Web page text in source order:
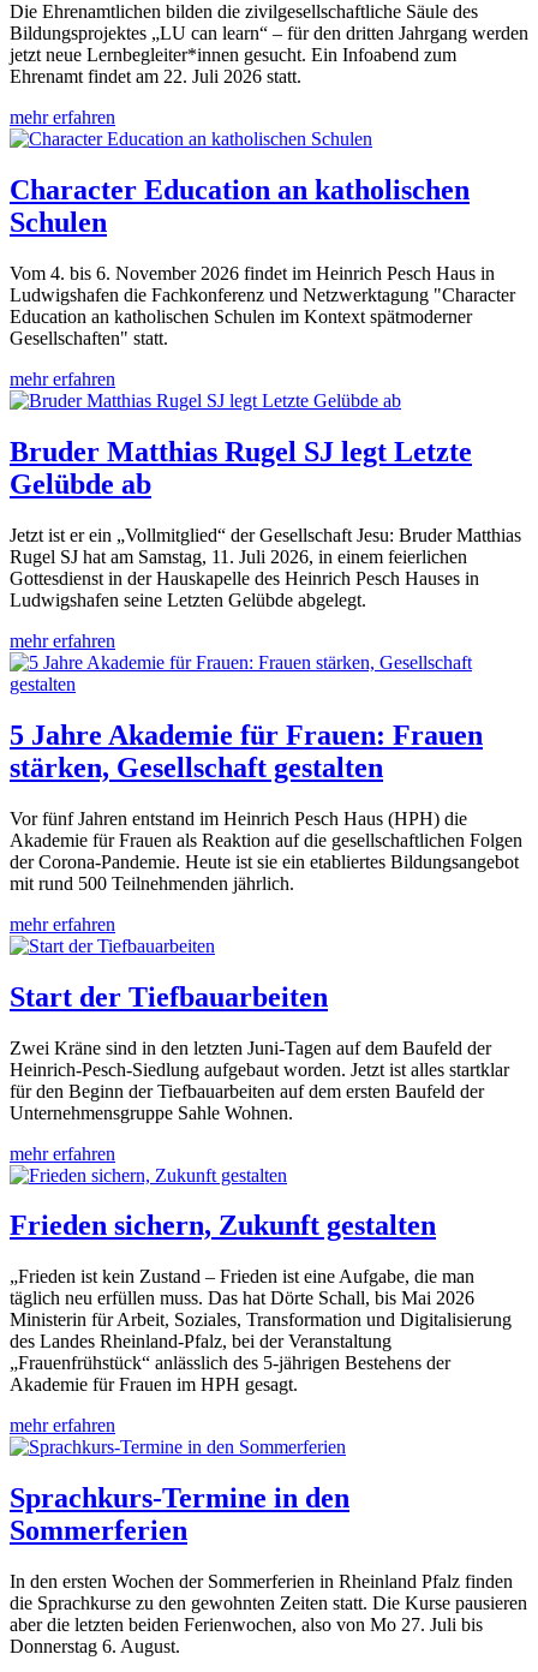
Die Ehrenamtlichen bilden die zivilgesellschaftliche Säule des
Bildungsprojektes „LU can learn“ – für den dritten Jahrgang werden
jetzt neue Lernbegleiter*innen gesucht. Ein Infoabend zum
Ehrenamt findet am 22. Juli 2026 statt.
mehr erfahren
Character Education an katholischen
Schulen
Vom 4. bis 6. November 2026 findet im Heinrich Pesch Haus in
Ludwigshafen die Fachkonferenz und Netzwerktagung "Character
Education an katholischen Schulen im Kontext spätmoderner
Gesellschaften" statt.
mehr erfahren
Bruder Matthias Rugel SJ legt Letzte
Gelübde ab
Jetzt ist er ein „Vollmitglied“ der Gesellschaft Jesu: Bruder Matthias
Rugel SJ hat am Samstag, 11. Juli 2026, in einem feierlichen
Gottesdienst in der Hauskapelle des Heinrich Pesch Hauses in
Ludwigshafen seine Letzten Gelübde abgelegt.
mehr erfahren
5 Jahre Akademie für Frauen: Frauen
stärken, Gesellschaft gestalten
Vor fünf Jahren entstand im Heinrich Pesch Haus (HPH) die
Akademie für Frauen als Reaktion auf die gesellschaftlichen Folgen
der Corona-Pandemie. Heute ist sie ein etabliertes Bildungsangebot
mit rund 500 Teilnehmenden jährlich.
mehr erfahren
Start der Tiefbauarbeiten
Zwei Kräne sind in den letzten Juni-Tagen auf dem Baufeld der
Heinrich-Pesch-Siedlung aufgebaut worden. Jetzt ist alles startklar
für den Beginn der Tiefbauarbeiten auf dem ersten Baufeld der
Unternehmensgruppe Sahle Wohnen.
mehr erfahren
Frieden sichern, Zukunft gestalten
„Frieden ist kein Zustand – Frieden ist eine Aufgabe, die man
täglich neu erfüllen muss. Das hat Dörte Schall, bis Mai 2026
Ministerin für Arbeit, Soziales, Transformation und Digitalisierung
des Landes Rheinland-Pfalz, bei der Veranstaltung
„Frauenfrühstück“ anlässlich des 5-jährigen Bestehens der
Akademie für Frauen im HPH gesagt.
mehr erfahren
Sprachkurs-Termine in den
Sommerferien
In den ersten Wochen der Sommerferien in Rheinland Pfalz finden
die Sprachkurse zu den gewohnten Zeiten statt. Die Kurse pausieren
aber die letzten beiden Ferienwochen, also von Mo 27. Juli bis
Donnerstag 6. August.